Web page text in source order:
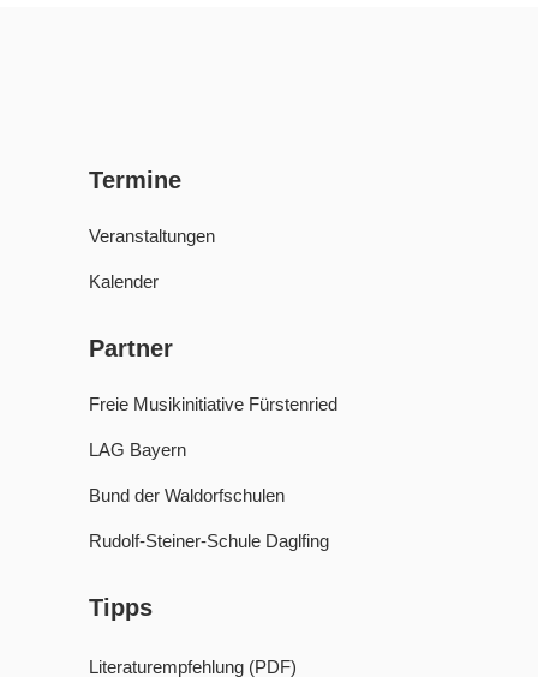
Termine
Veranstaltungen
Kalender
Partner
Freie Musikinitiative Fürstenried
LAG Bayern
Bund der Waldorfschulen
Rudolf-Steiner-Schule Daglfing
Tipps
Literaturempfehlung (PDF)